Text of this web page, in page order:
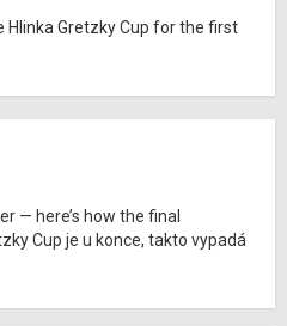
Hlinka Gretzky Cup for the first
— here’s how the final
Cup je u konce, takto vypadá